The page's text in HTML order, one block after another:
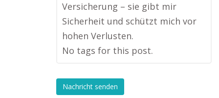
Versicherung – sie gibt mir
Sicherheit und schützt mich vor
hohen Verlusten.
No tags for this post.
Nachricht senden